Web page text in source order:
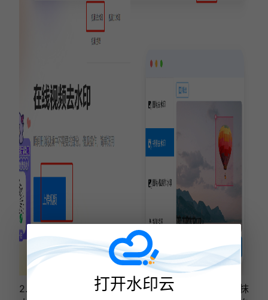
2.根据水印的大小选择合适的画笔，调整笔刷后，涂抹
打开水印云